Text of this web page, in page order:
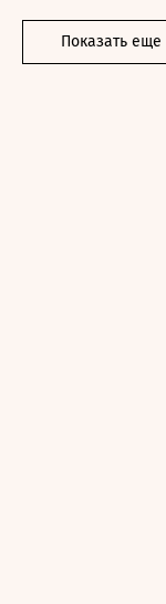
Показать еще